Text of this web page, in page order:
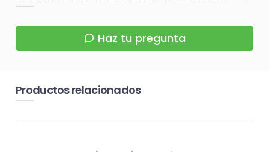
Haz tu pregunta
Productos relacionados